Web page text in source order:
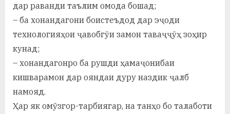
дар раванди таълим омода бошад;
– ба хонандагони боистеъдод дар эҷоди
технологияҳои ҷавобгӯи замон таваҷҷӯҳ зоҳир
кунад;
– хонандагонро ба рушди ҳамаҷонибаи
кишварамон дар ояндаи дуру наздик ҷалб
намояд.
Ҳар як омӯзгор-тарбиягар, на танҳо бо талаботи